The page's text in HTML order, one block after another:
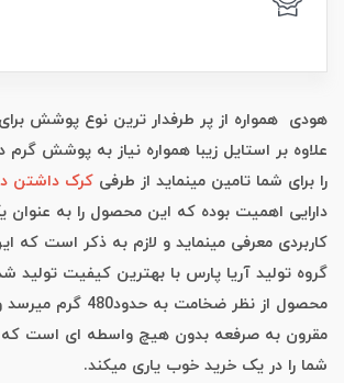
هودی همواره از پر طرفدار ترین نوع پوشش
علاوه بر استایل زیبا همواره نیاز به پوشش
را برای شما تامین مینماید از طرفی کرک داشتن
دارایی اهمیت بوده که این محصول را به عنوان
کاربردی معرفی مینماید و لازم به ذکر است
گروه تولید آریا پارس با بهترین کیفیت تولید
محصول از نظر ضخامت
مقرون به صرفعه بدون هیچ واسطه ای است که
شما را در یک خرید خوب یاری میکند.